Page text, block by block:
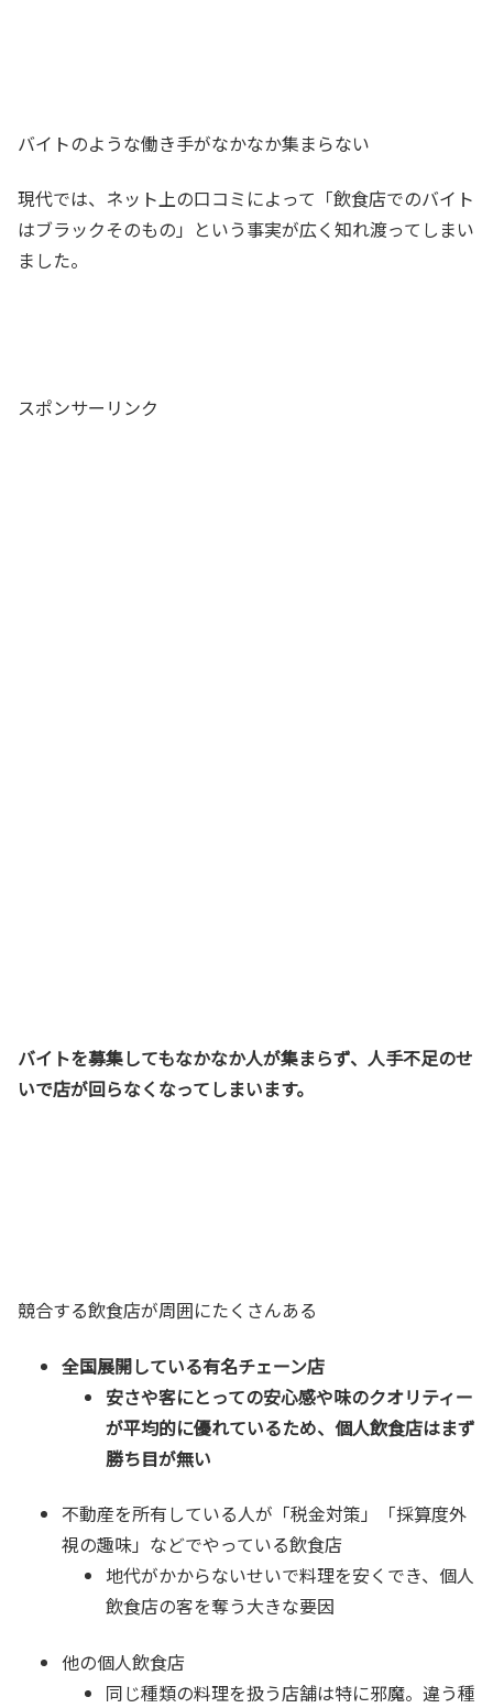
バイトのような働き手がなかなか集まらない
現代では、ネット上の口コミによって「飲食店でのバイト
はブラックそのもの」という事実が広く知れ渡ってしまい
ました。
スポンサーリンク
バイトを募集してもなかなか人が集まらず、人手不足のせ
いで店が回らなくなってしまいます。
競合する飲食店が周囲にたくさんある
全国展開している有名チェーン店
安さや客にとっての安心感や味のクオリティー
が平均的に優れているため、個人飲食店はまず
勝ち目が無い
不動産を所有している人が「税金対策」「採算度外
視の趣味」などでやっている飲食店
地代がかからないせいで料理を安くでき、個人
飲食店の客を奪う大きな要因
他の個人飲食店
同じ種類の料理を扱う店舗は特に邪魔。違う種